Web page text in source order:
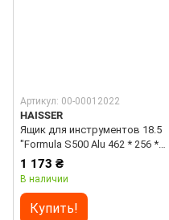
Артикул: 00-00012022
HAISSER
Ящик для инструментов 18.5
"Formula S500 Alu 462 * 256 *
242 Haisser
1 173 ₴
В наличии
Купить!